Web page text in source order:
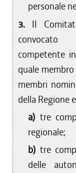
personale
3. II
convocato
competente
quale
membri
della Regione
a) tre
regionale;
b) tre
delle